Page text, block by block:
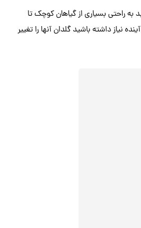
توانید به راحتی بسیاری از گیاهان کوچک تا
نیاز داشته باشید گلدان آنها را تغییر